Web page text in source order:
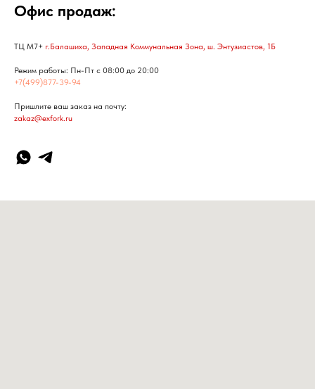
Офис продаж:
ТЦ М7+ г.Балашиха, Западная Коммунальная Зона, ш. Энтузиастов, 1Б
Режим работы: Пн-Пт с 08:00 до 20:00
+7(499)877-39-94
Пришлите ваш заказ на почту:
zakaz@exfork.ru